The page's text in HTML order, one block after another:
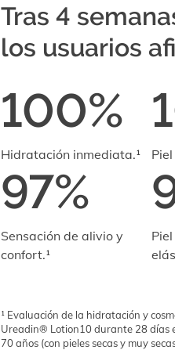
Tras 4
los usuarios
100%
Hidratación inmediata.¹
97%
Sensación de alivio y
confort.¹
¹ Evaluación de la hidratación y
Ureadin® Lotion10 durante 28 días
70 años (con pieles secas y muy